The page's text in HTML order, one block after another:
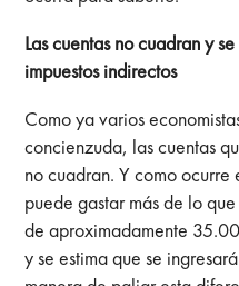
Las cuentas no cuadran y
impuestos indirectos
Como ya varios
concienzuda, las cuentas
no cuadran. Y como
puede gastar más de lo
de aproximadamente
y se estima que se